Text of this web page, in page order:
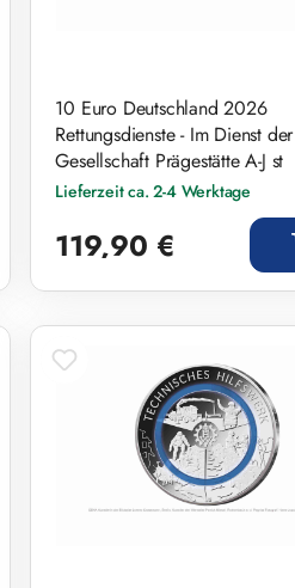
10 Euro Deutschland 2026
Rettungsdienste - Im Dienst der
Gesellschaft Prägestätte A-J st
Lieferzeit ca. 2-4 Werktage
119,90 €